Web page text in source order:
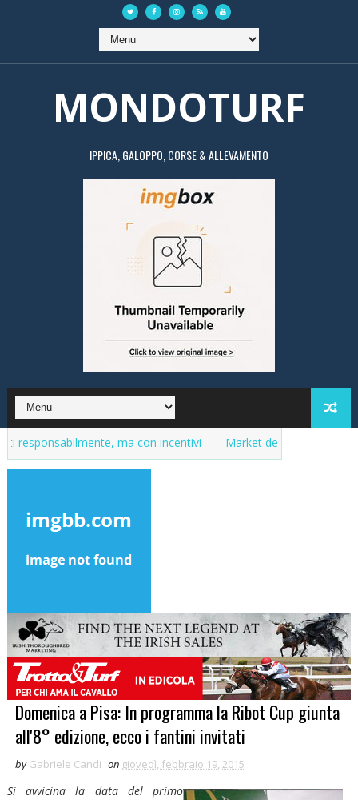
MONDOTURF
IPPICA, GALOPPO, CORSE & ALLEVAMENTO
ma con incentivi Market del purosangue, la lista
Domenica a Pisa: In programma la Ribot Cup giunta
all'8° edizione, ecco i fantini invitati
by Gabriele Candi on giovedì, febbraio 19, 2015
Si avvicina la data del primo